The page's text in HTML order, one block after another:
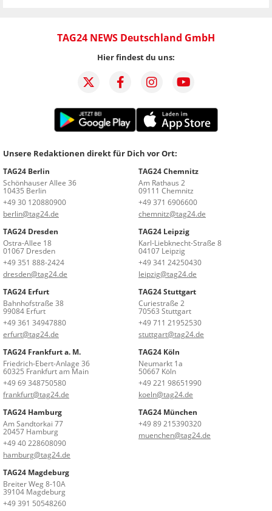
TAG24 NEWS Deutschland GmbH
Hier findest du uns:
Unsere Redaktionen direkt für Dich vor Ort:
TAG24 Berlin
Schönhauser Allee 36
10435 Berlin
+49 30 120880900
berlin@tag24.de
TAG24 Chemnitz
Am Rathaus 2
09111 Chemnitz
+49 371 6906600
chemnitz@tag24.de
TAG24 Dresden
Ostra-Allee 18
01067 Dresden
+49 351 888-2424
dresden@tag24.de
TAG24 Leipzig
Karl-Liebknecht-Straße 8
04107 Leipzig
+49 341 24250430
leipzig@tag24.de
TAG24 Erfurt
Bahnhofstraße 38
99084 Erfurt
+49 361 34947880
erfurt@tag24.de
TAG24 Stuttgart
Curiestraße 2
70563 Stuttgart
+49 711 21952530
stuttgart@tag24.de
TAG24 Frankfurt a. M.
Friedrich-Ebert-Anlage 36
60325 Frankfurt am Main
+49 69 348750580
frankfurt@tag24.de
TAG24 Köln
Neumarkt 1a
50667 Köln
+49 221 98651990
koeln@tag24.de
TAG24 Hamburg
Am Sandtorkai 77
20457 Hamburg
+49 40 228608090
hamburg@tag24.de
TAG24 München
+49 89 215390320
muenchen@tag24.de
TAG24 Magdeburg
Breiter Weg 8-10A
39104 Magdeburg
+49 391 50548260